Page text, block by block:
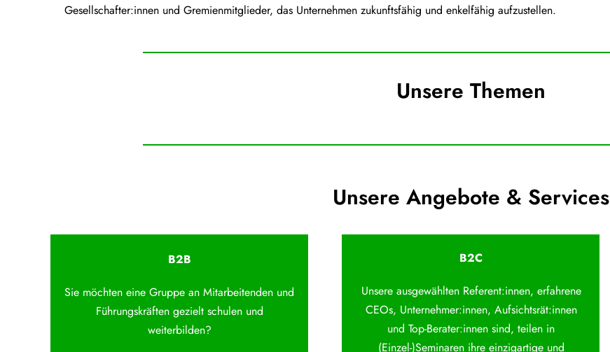
Gesellschafter:innen und Gremienmitglieder, das Unternehmen zukunftsfähig und enkelfähig aufzustellen.
Unsere Themen
Unsere Angebote & Services
B2B
Sie möchten eine Gruppe an Mitarbeitenden und
Führungskräften gezielt schulen und
weiterbilden?
B2C
Unsere ausgewählten Referent:innen, erfahrene
CEOs, Unternehmer:innen, Aufsichtsrät:innen
und Top-Berater:innen sind, teilen in
(Einzel-)Seminaren ihre einzigartige und